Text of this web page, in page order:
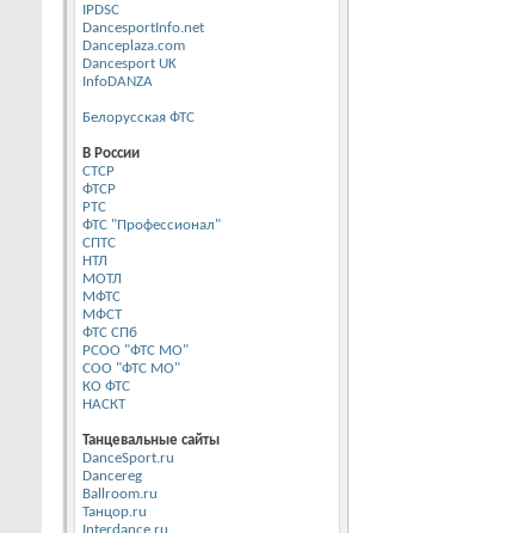
IPDSC
DancesportInfo.net
Danceplaza.com
Dancesport UK
InfoDANZA
Белорусская ФТС
В России
CТСР
ФТСР
РТС
ФТС "Профессионал"
СПТС
НТЛ
МОТЛ
МФТС
МФСТ
ФТС СПб
РСОО "ФТС МО"
СОО "ФТС МО"
КО ФТС
НАСКТ
Танцевальные сайты
DanceSport.ru
Dancereg
Ballroom.ru
Танцор.ru
Interdance.ru